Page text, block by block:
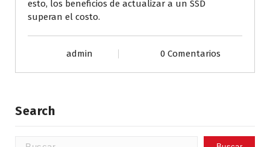
esto, los beneficios de actualizar a un SSD
superan el costo.
admin 0 Comentarios
Search
Buscar: